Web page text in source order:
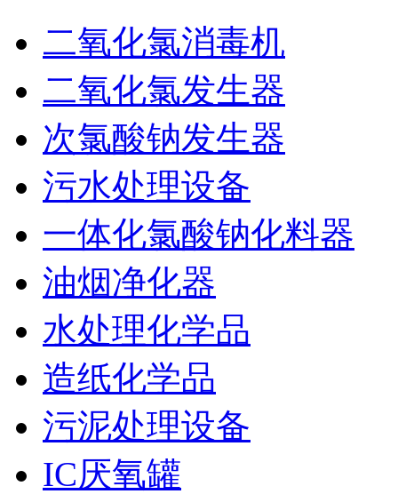
二氧化氯消毒机
二氧化氯发生器
次氯酸钠发生器
污水处理设备
一体化氯酸钠化料器
油烟净化器
水处理化学品
造纸化学品
污泥处理设备
IC厌氧罐